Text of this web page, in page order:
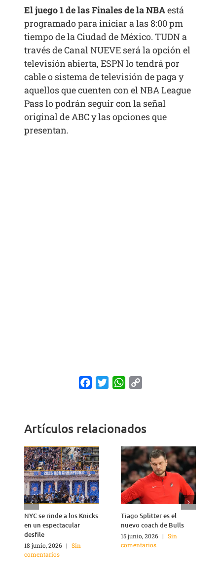
El juego 1 de las Finales de la NBAestá
programado para iniciar a las 8:00 pm
tiempo de la Ciudad de México. TUDN a
través de Canal NUEVE será la opción el
televisión abierta, ESPN lo tendrá por
cable o sistema de televisión de paga y
aquellos que cuenten con el NBA League
Pass lo podrán seguir con la señal
original de ABC y las opciones que
presentan.
FacebookTwitterWhatsApp
Artículos relacionados
NYC se rinde a los Knicks
en un espectacular
desfile
18 junio, 2026 | Sin
comentarios
Tiago Splitter es el
nuevo coach de Bulls
15 junio, 2026 | Sin
comentarios